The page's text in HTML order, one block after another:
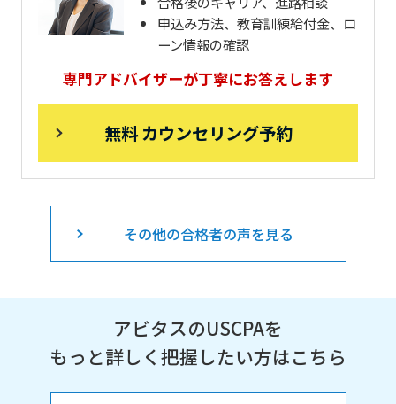
申込み方法、教育訓練給付金、ロ
ーン情報の確認
専門アドバイザーが丁寧にお答えします
無料 カウンセリング予約
その他の合格者の声を見る
アビタスのUSCPAを
もっと詳しく把握したい方はこちら